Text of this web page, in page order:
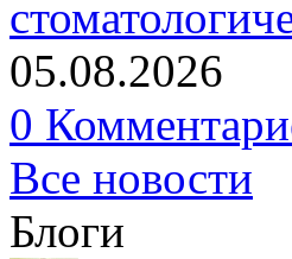
05.08.2026
0
Все новости
Блоги